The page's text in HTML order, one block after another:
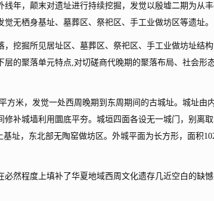
年，颠末对遗址进行持续挖掘，发觉以殷墟二期为从丰
无栖身基址、墓葬区、祭祀区、手工业做坊区等遗址。
挖掘所见居址区、墓葬区、祭祀区、手工业做坊址结
的聚落单元特点,对切磋商代晚期的聚落布局、社会形
米，发觉一处西周晚期到东周期间的古城址。城址由
补城墙利用圜底平夯。城垣四面各设无一城门，别离
址，东北部无陶窑做坊区。外城平面为长方形，面积
程度上填补了华夏地域西周文化遗存几近空白的缺憾